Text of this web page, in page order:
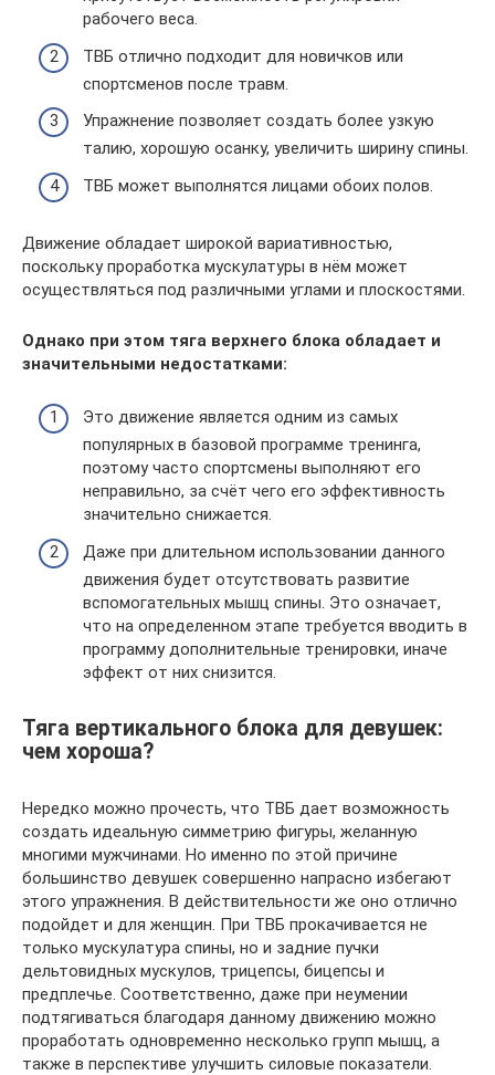
рабочего веса.
ТВБ отлично подходит для новичков или
спортсменов после травм.
Упражнение позволяет создать более узкую
талию, хорошую осанку, увеличить ширину спины.
ТВБ может выполнятся лицами обоих полов.
Движение обладает широкой вариативностью,
поскольку проработка мускулатуры в нём может
осуществляться под различными углами и плоскостями.
Однако при этом тяга верхнего блока обладает и
значительными недостатками:
Это движение является одним из самых
популярных в базовой программе тренинга,
поэтому часто спортсмены выполняют его
неправильно, за счёт чего его эффективность
значительно снижается.
Даже при длительном использовании данного
движения будет отсутствовать развитие
вспомогательных мышц спины. Это означает,
что на определенном этапе требуется вводить в
программу дополнительные тренировки, иначе
эффект от них снизится.
Тяга вертикального блока для девушек:
чем хороша?
Нередко можно прочесть, что ТВБ дает возможность
создать идеальную симметрию фигуры, желанную
многими мужчинами. Но именно по этой причине
большинство девушек совершенно напрасно избегают
этого упражнения. В действительности же оно отлично
подойдет и для женщин. При ТВБ прокачивается не
только мускулатура спины, но и задние пучки
дельтовидных мускулов, трицепсы, бицепсы и
предплечье. Соответственно, даже при неумении
подтягиваться благодаря данному движению можно
проработать одновременно несколько групп мышц, а
также в перспективе улучшить силовые показатели.